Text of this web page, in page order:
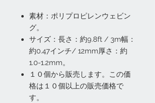
素材：ポリプロピレンウェビン
グ。
サイズ：長さ：約9.8ft / 3m幅：
約0.47インチ/ 12mm厚さ：約
1.0-1.2mm。
１０個から販売します。この価
格は１０個以上の販売価格で
す。